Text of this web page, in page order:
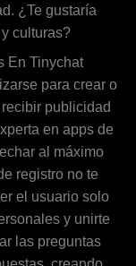
¿Te gustaría
culturas?
En Tinychat
para crear o
publicidad
en apps de
al máximo
registro no te
el usuario solo
y unirte
las preguntas